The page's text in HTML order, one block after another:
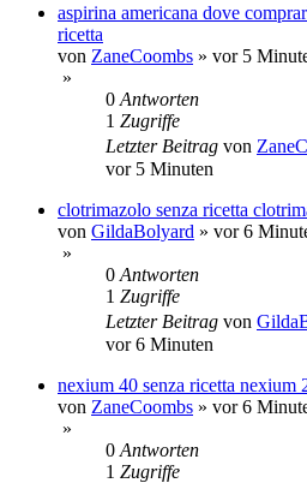
aspirina americana dove
ricetta
von ZaneCoombs » vor 5
»
0 Antworten
1 Zugriffe
Letzter Beitrag von
vor 5 Minuten
clotrimazolo senza ricetta
von GildaBolyard » vor 6
»
0 Antworten
1 Zugriffe
Letzter Beitrag von
vor 6 Minuten
nexium 40 senza ricetta nexium
von ZaneCoombs » vor 6
»
0 Antworten
1 Zugriffe